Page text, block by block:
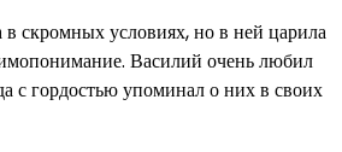
условиях, но в ней царила
Василий очень любил
с гордостью упоминал о них в своих